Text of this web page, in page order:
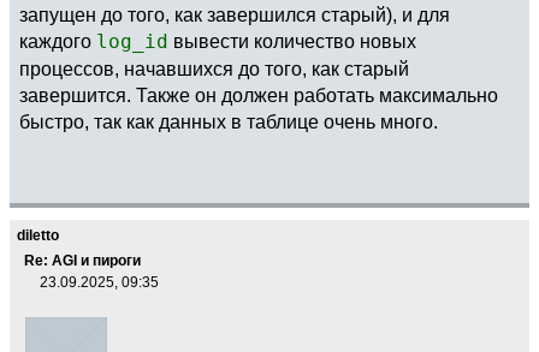
запущен до того, как завершился старый), и для
каждого log_id вывести количество новых
процессов, начавшихся до того, как старый
завершится. Также он должен работать максимально
быстро, так как данных в таблице очень много.
diletto
Re: AGI и пироги
23.09.2025, 09:35